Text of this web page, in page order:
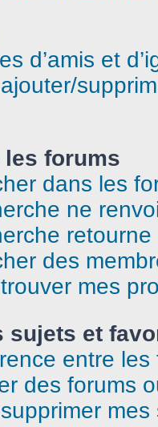
d’amis et
les forums
dans les
ne
des
mes
sujets et
entre
des forums